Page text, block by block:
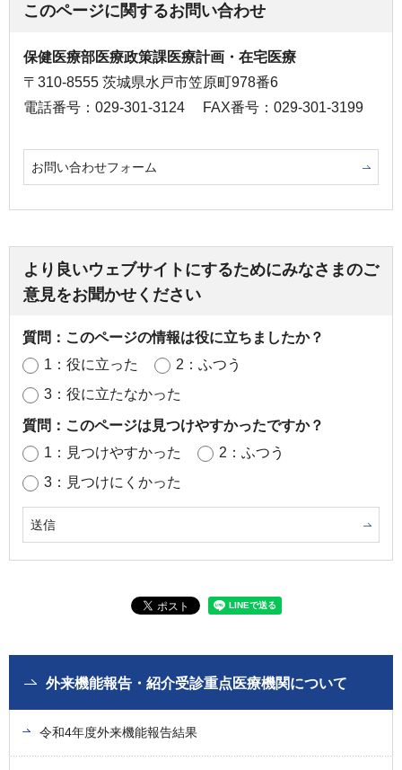
このページに関するお問い合わせ
保健医療部医療政策課医療計画・在宅医療
〒310-8555 茨城県水戸市笠原町978番6
電話番号：029-301-3124
FAX番号：029-301-3199
お問い合わせフォーム
より良いウェブサイトにするためにみなさまのご
意見をお聞かせください
質問：このページの情報は役に立ちましたか？
1：役に立った
2：ふつう
3：役に立たなかった
質問：このページは見つけやすかったですか？
1：見つけやすかった
2：ふつう
3：見つけにくかった
外来機能報告・紹介受診重点医療機関について
令和4年度外来機能報告結果